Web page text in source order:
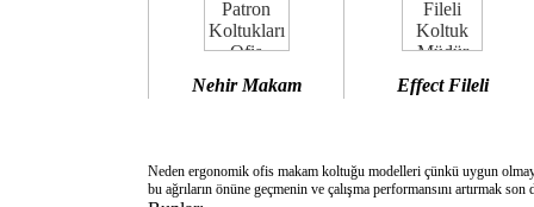
Nehir Makam Effect Fileli
Neden ergonomik ofis makam koltuğu modelleri çünkü uygun
bu ağrıların önüne geçmenin ve çalışma performansını artırmak